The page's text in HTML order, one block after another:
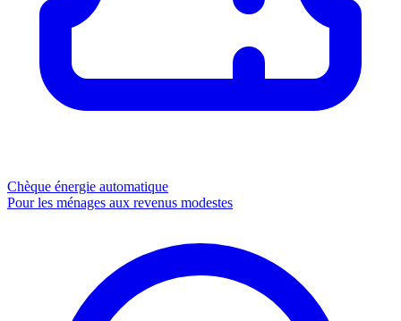
Chèque énergie automatique
Pour les ménages aux revenus modestes